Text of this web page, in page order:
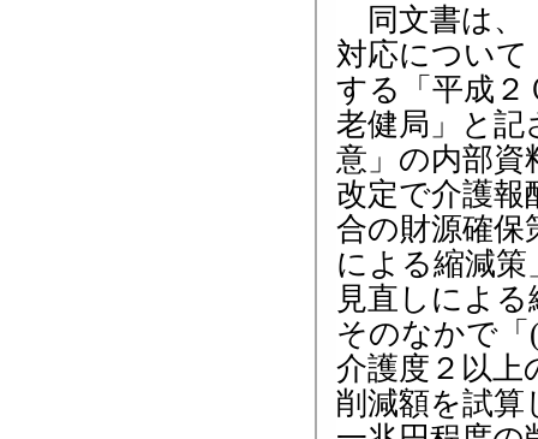
同文書は、
対応について
する「平成
老健局」と記
意」の内部資
改定で介護報
合の財源確保
による縮減
見直しによ
そのなかで
介護度２以上
削減額を試算